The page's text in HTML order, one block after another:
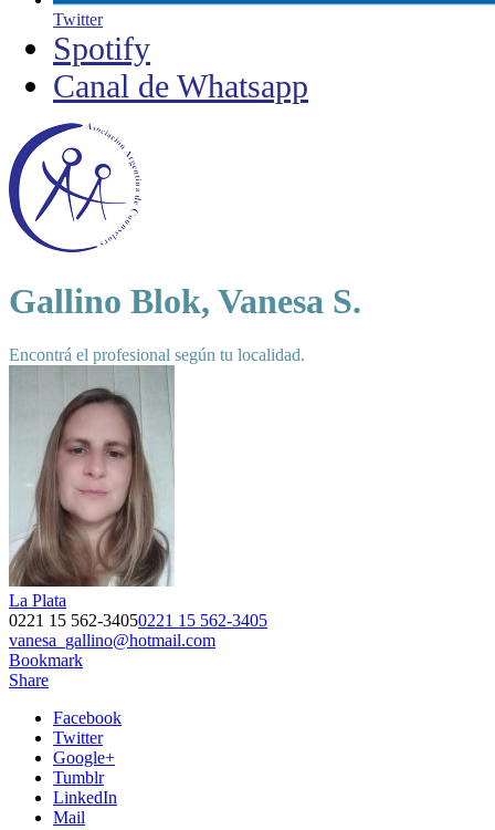
Twitter
Spotify
Canal de Whatsapp
Gallino Blok, Vanesa S.
Encontrá el profesional según tu localidad.
La Plata
0221 15 562-34050221 15 562-3405
vanesa_gallino@hotmail.com
Bookmark
Share
Facebook
Twitter
Google+
Tumblr
LinkedIn
Mail